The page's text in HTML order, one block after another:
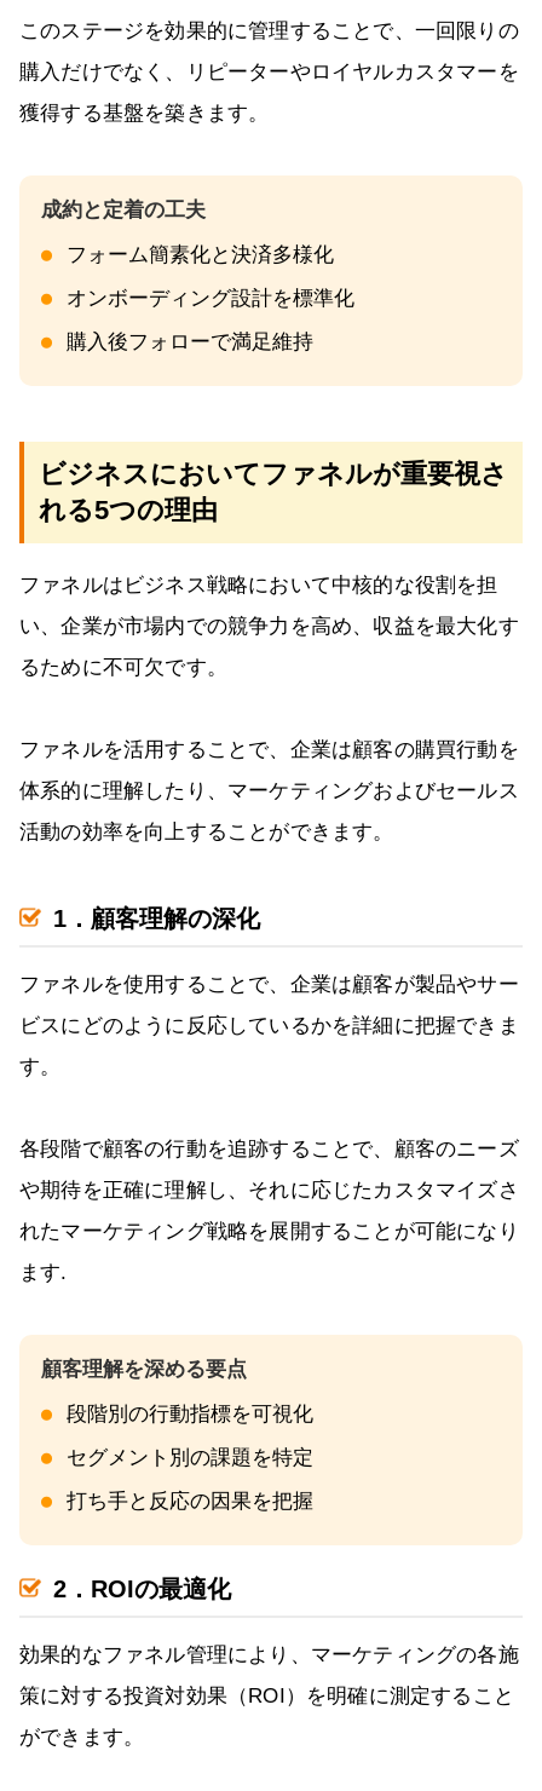
このステージを効果的に管理することで、一回限りの
購入だけでなく、リピーターやロイヤルカスタマーを
獲得する基盤を築きます。
フォーム簡素化と決済多様化
オンボーディング設計を標準化
購入後フォローで満足維持
ビジネスにおいてファネルが重要視さ
れる5つの理由
ファネルはビジネス戦略において中核的な役割を担
い、企業が市場内での競争力を高め、収益を最大化す
るために不可欠です。
ファネルを活用することで、企業は顧客の購買行動を
体系的に理解したり、マーケティングおよびセールス
活動の効率を向上することができます。
1．顧客理解の深化
ファネルを使用することで、企業は顧客が製品やサー
ビスにどのように反応しているかを詳細に把握できま
す。
各段階で顧客の行動を追跡することで、顧客のニーズ
や期待を正確に理解し、それに応じたカスタマイズさ
れたマーケティング戦略を展開することが可能になり
ます.
段階別の行動指標を可視化
セグメント別の課題を特定
打ち手と反応の因果を把握
2．ROIの最適化
効果的なファネル管理により、マーケティングの各施
策に対する投資対効果（ROI）を明確に測定すること
ができます。